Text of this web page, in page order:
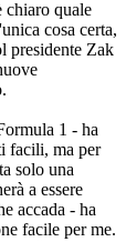
chiaro quale
cosa certa,
presidente Zak
1 - ha
facili, ma per
solo una
a essere
accada - ha
facile per me.